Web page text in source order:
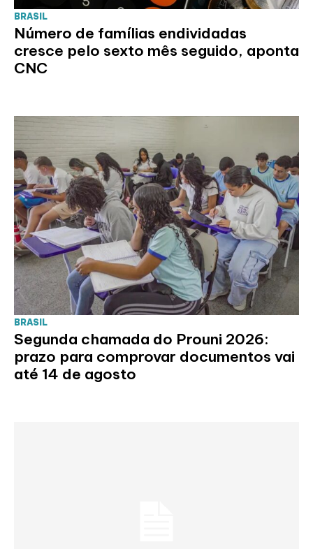
BRASIL
Número de famílias endividadas
cresce pelo sexto mês seguido, aponta
CNC
BRASIL
Segunda chamada do Prouni 2026:
prazo para comprovar documentos vai
até 14 de agosto